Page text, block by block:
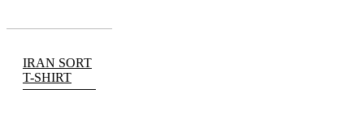
IRAN SORT
T-SHIRT